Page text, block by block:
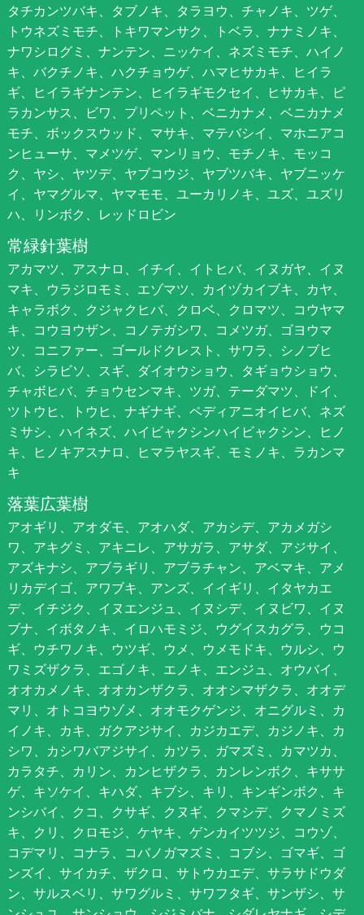
タチカンツバキ、タブノキ、タラヨウ、チャノキ、ツゲ、
トウネズミモチ、トキワマンサク、トベラ、ナナミノキ、
ナワシログミ、ナンテン、ニッケイ、ネズミモチ、ハイノ
キ、バクチノキ、ハクチョウゲ、ハマヒサカキ、ヒイラ
ギ、ヒイラギナンテン、ヒイラギモクセイ、ヒサカキ、ピ
ラカンサス、ビワ、プリペット、ベニカナメ、ベニカナメ
モチ、ボックスウッド、マサキ、マテバシイ、マホニアコ
ンヒューサ、マメツゲ、マンリョウ、モチノキ、モッコ
ク、ヤシ、ヤツデ、ヤブコウジ、ヤブツバキ、ヤブニッケ
イ、ヤマグルマ、ヤマモモ、ユーカリノキ、ユズ、ユズリ
ハ、リンボク、レッドロビン
常緑針葉樹
アカマツ、アスナロ、イチイ、イトヒバ、イヌガヤ、イヌ
マキ、ウラジロモミ、エゾマツ、カイヅカイブキ、カヤ、
キャラボク、クジャクヒバ、クロベ、クロマツ、コウヤマ
キ、コウヨウザン、コノテガシワ、コメツガ、ゴヨウマ
ツ、コニファー、ゴールドクレスト、サワラ、シノブヒ
バ、シラビソ、スギ、ダイオウショウ、タギョウショウ、
チャボヒバ、チョウセンマキ、ツガ、テーダマツ、ドイ、
ツトウヒ、トウヒ、ナギナギ、ペディアニオイヒバ、ネズ
ミサシ、ハイネズ、ハイビャクシンハイビャクシン、ヒノ
キ、ヒノキアスナロ、ヒマラヤスギ、モミノキ、ラカンマ
キ
落葉広葉樹
アオギリ、アオダモ、アオハダ、アカシデ、アカメガシ
ワ、アキグミ、アキニレ、アサガラ、アサダ、アジサイ、
アズキナシ、アブラギリ、アブラチャン、アベマキ、アメ
リカデイゴ、アワブキ、アンズ、イイギリ、イタヤカエ
デ、イチジク、イヌエンジュ、イヌシデ、イヌビワ、イヌ
ブナ、イボタノキ、イロハモミジ、ウグイスカグラ、ウコ
ギ、ウチワノキ、ウツギ、ウメ、ウメモドキ、ウルシ、ウ
ワミズザクラ、エゴノキ、エノキ、エンジュ、オウバイ、
オオカメノキ、オオカンザクラ、オオシマザクラ、オオデ
マリ、オトコヨウゾメ、オオモクゲンジ、オニグルミ、カ
イノキ、カキ、ガクアジサイ、カジカエデ、カジノキ、カ
シワ、カシワバアジサイ、カツラ、ガマズミ、カマツカ、
カラタチ、カリン、カンヒザクラ、カンレンボク、キササ
ゲ、キソケイ、キハダ、キブシ、キリ、キンギンボク、キ
ンシバイ、クコ、クサギ、クヌギ、クマシデ、クマノミズ
キ、クリ、クロモジ、ケヤキ、ゲンカイツツジ、コウゾ、
コデマリ、コナラ、コバノガマズミ、コブシ、ゴマギ、ゴ
ンズイ、サイカチ、ザクロ、サトウカエデ、サラサドウダ
ン、サルスベリ、サワグルミ、サワフタギ、サンザシ、サ